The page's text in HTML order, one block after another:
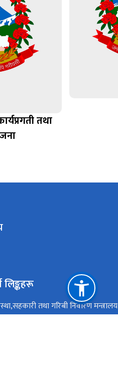
तथा
लिङ्कहरू
तथा गरिबी निवारण मन्त्रालय